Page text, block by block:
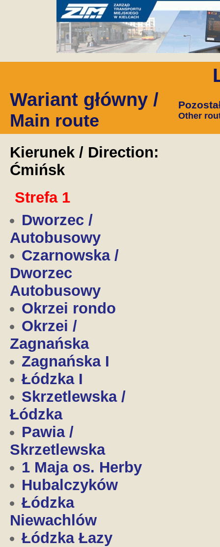
Wariant główny /
Main route Other
Kierunek / Direction:
Ćmińsk
Strefa 1
Dworzec /
Autobusowy
Czarnowska /
Dworzec
Autobusowy
Okrzei rondo
Okrzei /
Zagnańska
Zagnańska I
Łódzka I
Skrzetlewska /
Łódzka
Pawia /
Skrzetlewska
1 Maja os. Herby
Hubalczyków
Łódzka
Niewachlów
Łódzka Łazy